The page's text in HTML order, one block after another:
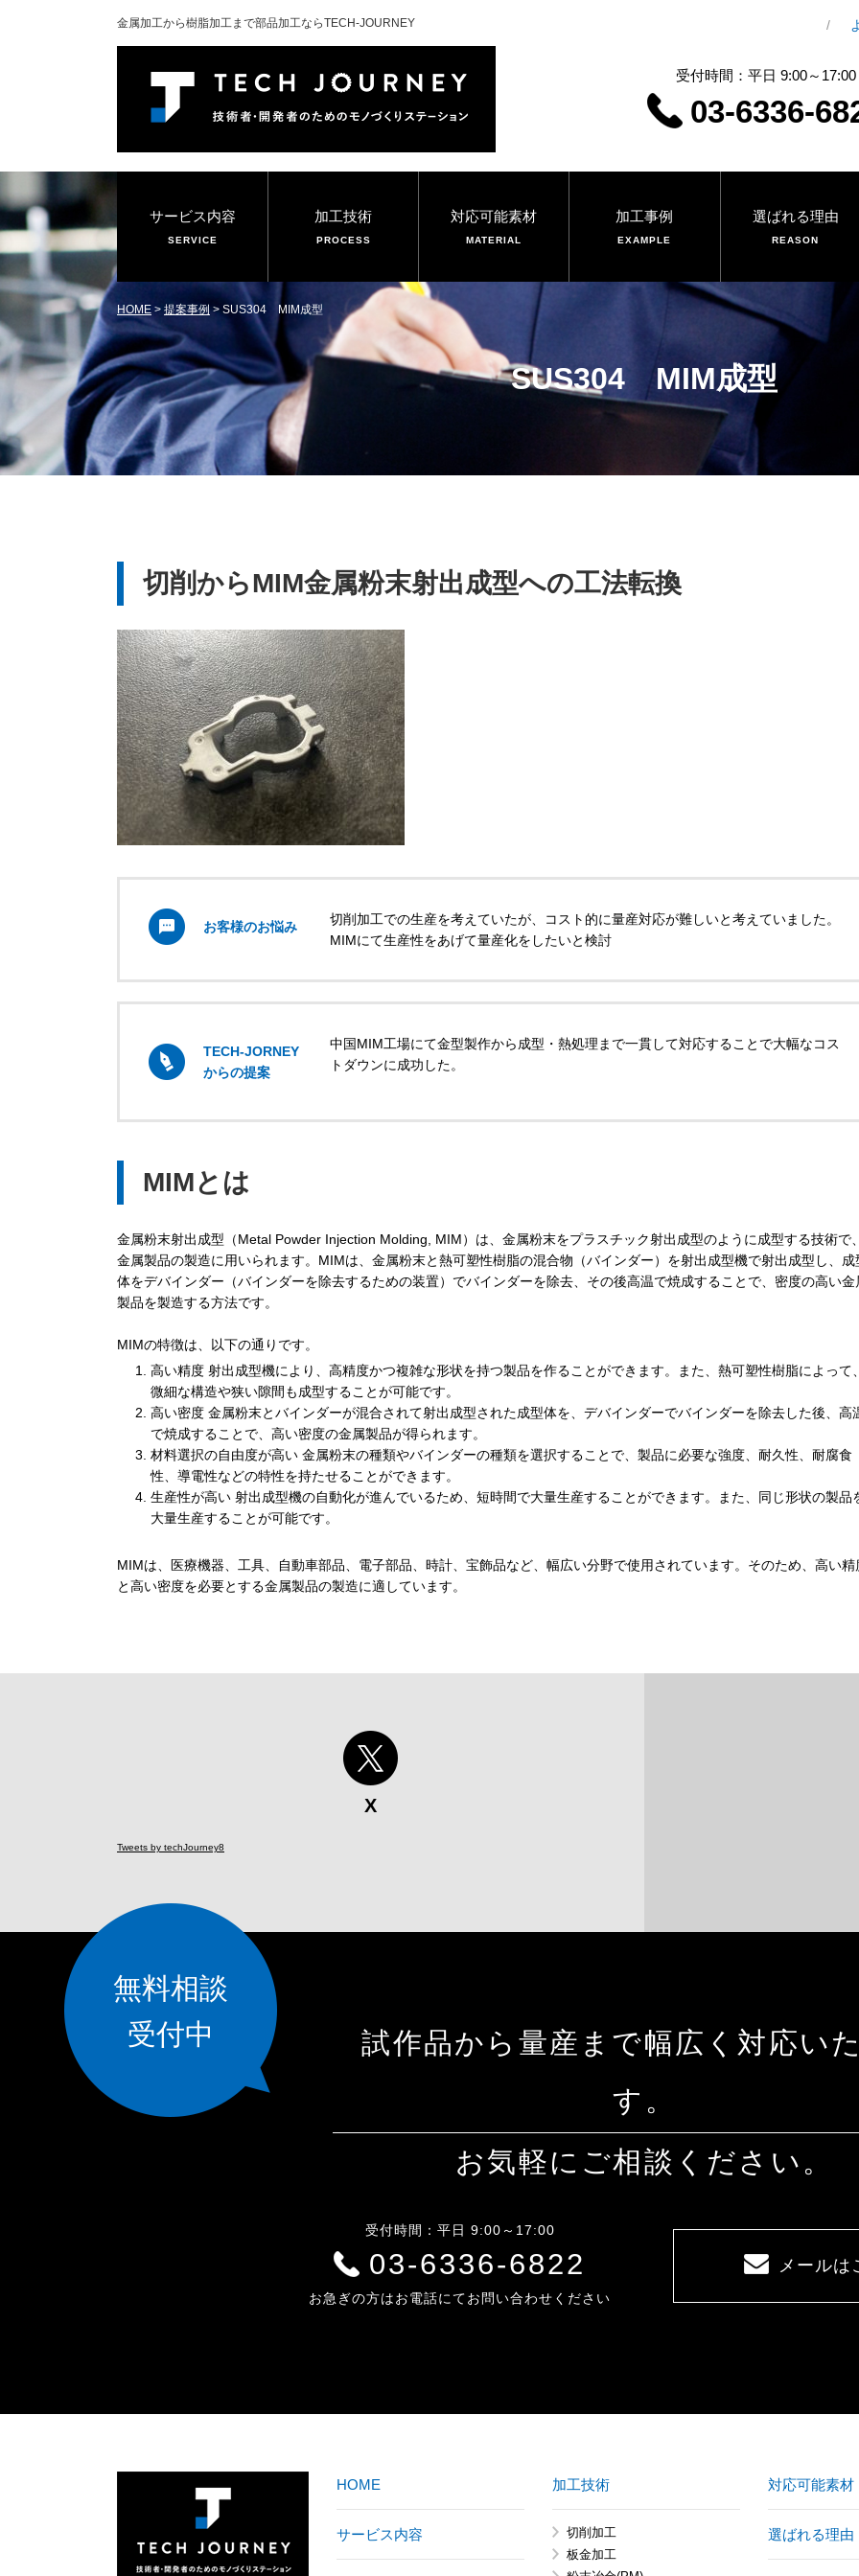
金属加工から樹脂加工まで部品加工ならTECH-JOURNEY
受付時間：平日 9:00～17:00
03-6336-
サービス内容
SERVICE
加工技術
PROCESS
対応可能素材
MATERIAL
加工事例
EXAMPLE
選ばれる理由
REASON
HOME > 提案事例> SUS304 MIM成型
SUS304 MIM成型
切削からMIM金属粉末射出成型への工法転換
お客様のお悩み
切削加工での生産を考えていたが、コスト的に量産対応が難しいと考えていました。
MIMにて生産性をあげて量産化をしたいと検討
TECH-JORNEY
からの提案
中国MIM工場にて金型製作から成型・熱処理まで一貫して対応することで大幅なコス
トダウンに成功した。
MIMとは
金属粉末射出成型（Metal Powder Injection Molding, MIM）は、金属粉末をプラスチック射出成型のように成型する技術で、
金属製品の製造に用いられます。MIMは、金属粉末と熱可塑性樹脂の混合物（バインダー）を射出成型機で射出成型し、成
体をデバインダー（バインダーを除去するための装置）でバインダーを除去、その後高温で焼成することで、密度の高い金
製品を製造する方法です。
MIMの特徴は、以下の通りです。
高い精度 射出成型機により、高精度かつ複雑な形状を持つ製品を作ることができます。また、熱可塑性樹脂によって、
微細な構造や狭い隙間も成型することが可能です。
高い密度 金属粉末とバインダーが混合されて射出成型された成型体を、デバインダーでバインダーを除去した後、高
で焼成することで、高い密度の金属製品が得られます。
材料選択の自由度が高い 金属粉末の種類やバインダーの種類を選択することで、製品に必要な強度、耐久性、耐腐食
性、導電性などの特性を持たせることができます。
生産性が高い 射出成型機の自動化が進んでいるため、短時間で大量生産することができます。また、同じ形状の製品
大量生産することが可能です。
MIMは、医療機器、工具、自動車部品、電子部品、時計、宝飾品など、幅広い分野で使用されています。そのため、高い精
と高い密度を必要とする金属製品の製造に適しています。
X
Tweets by techJourney8
無料相談
受付中
試作品から量産まで幅広く対応い
す。
お気軽にご相談ください。
受付時間：平日 9:00～17:00
03-6336-6822
お急ぎの方はお電話にてお問い合わせください
メールは
HOME
サービス内容
加工技術
切削加工
板金加工
対応可能素材
選ばれる理由